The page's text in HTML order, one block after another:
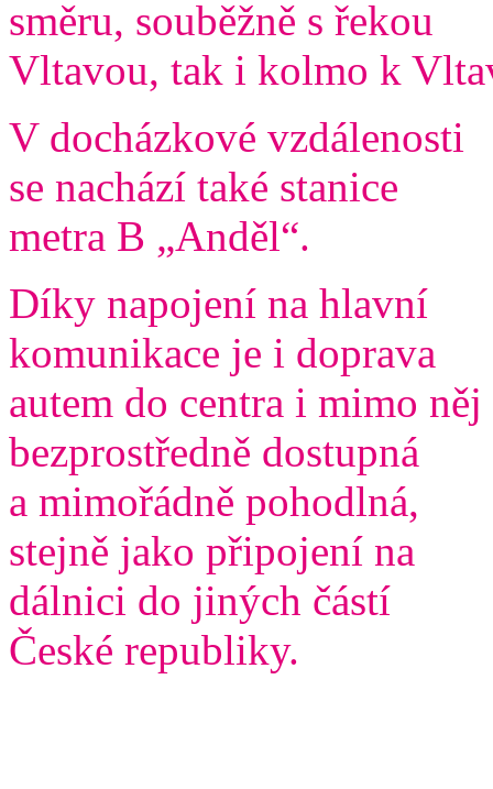
směru, souběžně s řekou
Vltavou, tak i kolmo k
V docházkové vzdálenosti
se nachází také stanice
metra B „Anděl“.
Díky napojení na hlavní
komunikace je i doprava
autem do centra i mimo něj
bezprostředně dostupná
a mimořádně pohodlná,
stejně jako připojení na
dálnici do jiných částí
České republiky.